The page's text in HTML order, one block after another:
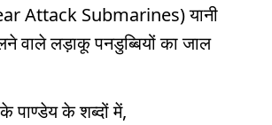
Attack Submarines) यानी
वाले लड़ाकू पनडुब्बियों का जाल
पाण्डेय के शब्दों में,